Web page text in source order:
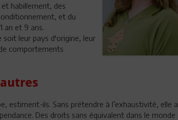
habillement, des
et du
an et 9 ans.
soit leur pays d'origine, leur
comportements
estiment-ils. Sans prétendre à l’exhaustivité, elle a
Des droits sans équivalent dans le monde